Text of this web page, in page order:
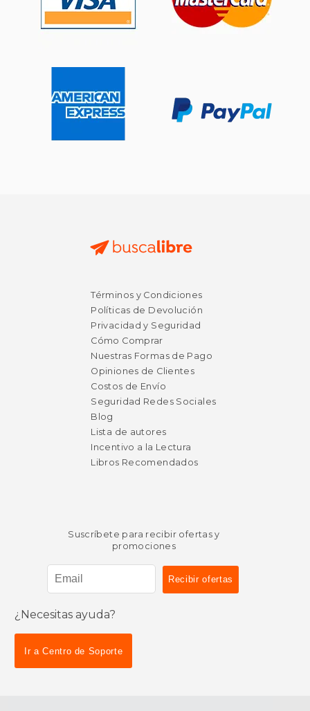
Términos y Condiciones
Políticas de Devolución
Privacidad y Seguridad
Cómo Comprar
Nuestras Formas de Pago
Opiniones de Clientes
Costos de Envío
Seguridad Redes Sociales
Blog
Lista de autores
Incentivo a la Lectura
Libros Recomendados
Suscríbete para recibir ofertas y
promociones
¿Necesitas ayuda?
Ir a Centro de Soporte